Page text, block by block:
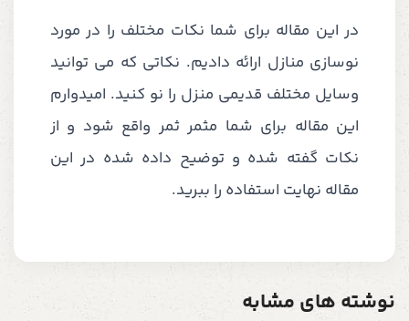
در این مقاله برای شما نکات مختلف را در مورد
نوسازی منازل ارائه دادیم. نکاتی که می توانید
وسایل مختلف قدیمی منزل را نو کنید. امیدوارم
این مقاله برای شما مثمر ثمر واقع شود و از
نکات گفته شده و توضیح داده شده در این
مقاله نهایت استفاده را ببرید.
نوشته های مشابه